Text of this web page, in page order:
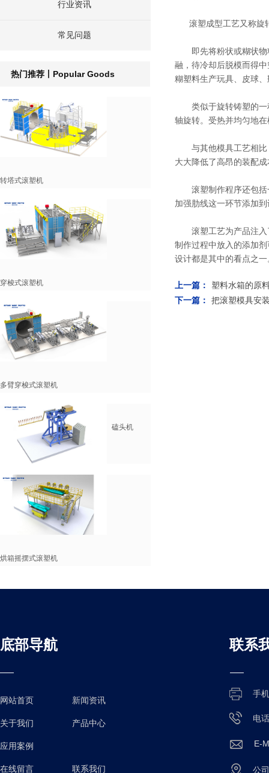
行业资讯
常见问题
滚塑成型工艺又称旋
即先将粉状或糊状物料
融，待冷却后脱模而得
糊塑料生产玩具、皮球
类似于旋转铸塑的一种
轴旋转。受热并均匀地
与其他模具工艺相比，
大大降低了高昂的装配成
滚塑制作程序还包括一
加强肋线这一环节添加
滚塑工艺为产品注入了
制作过程中放入的添加
设计都是其中的看点之
上一篇：
塑料水箱的原
下一篇：
把滚塑模具安
热门推荐丨 Popular Goods
转塔式滚塑机
穿梭式滚塑机
多臂穿梭式滚塑机
磕头机
烘箱摇摆式滚塑机
底部导航
网站首页 新闻资讯
关于我们 产品中心
应用案例
在线留言 联系我们
联系
电
手
E-
公